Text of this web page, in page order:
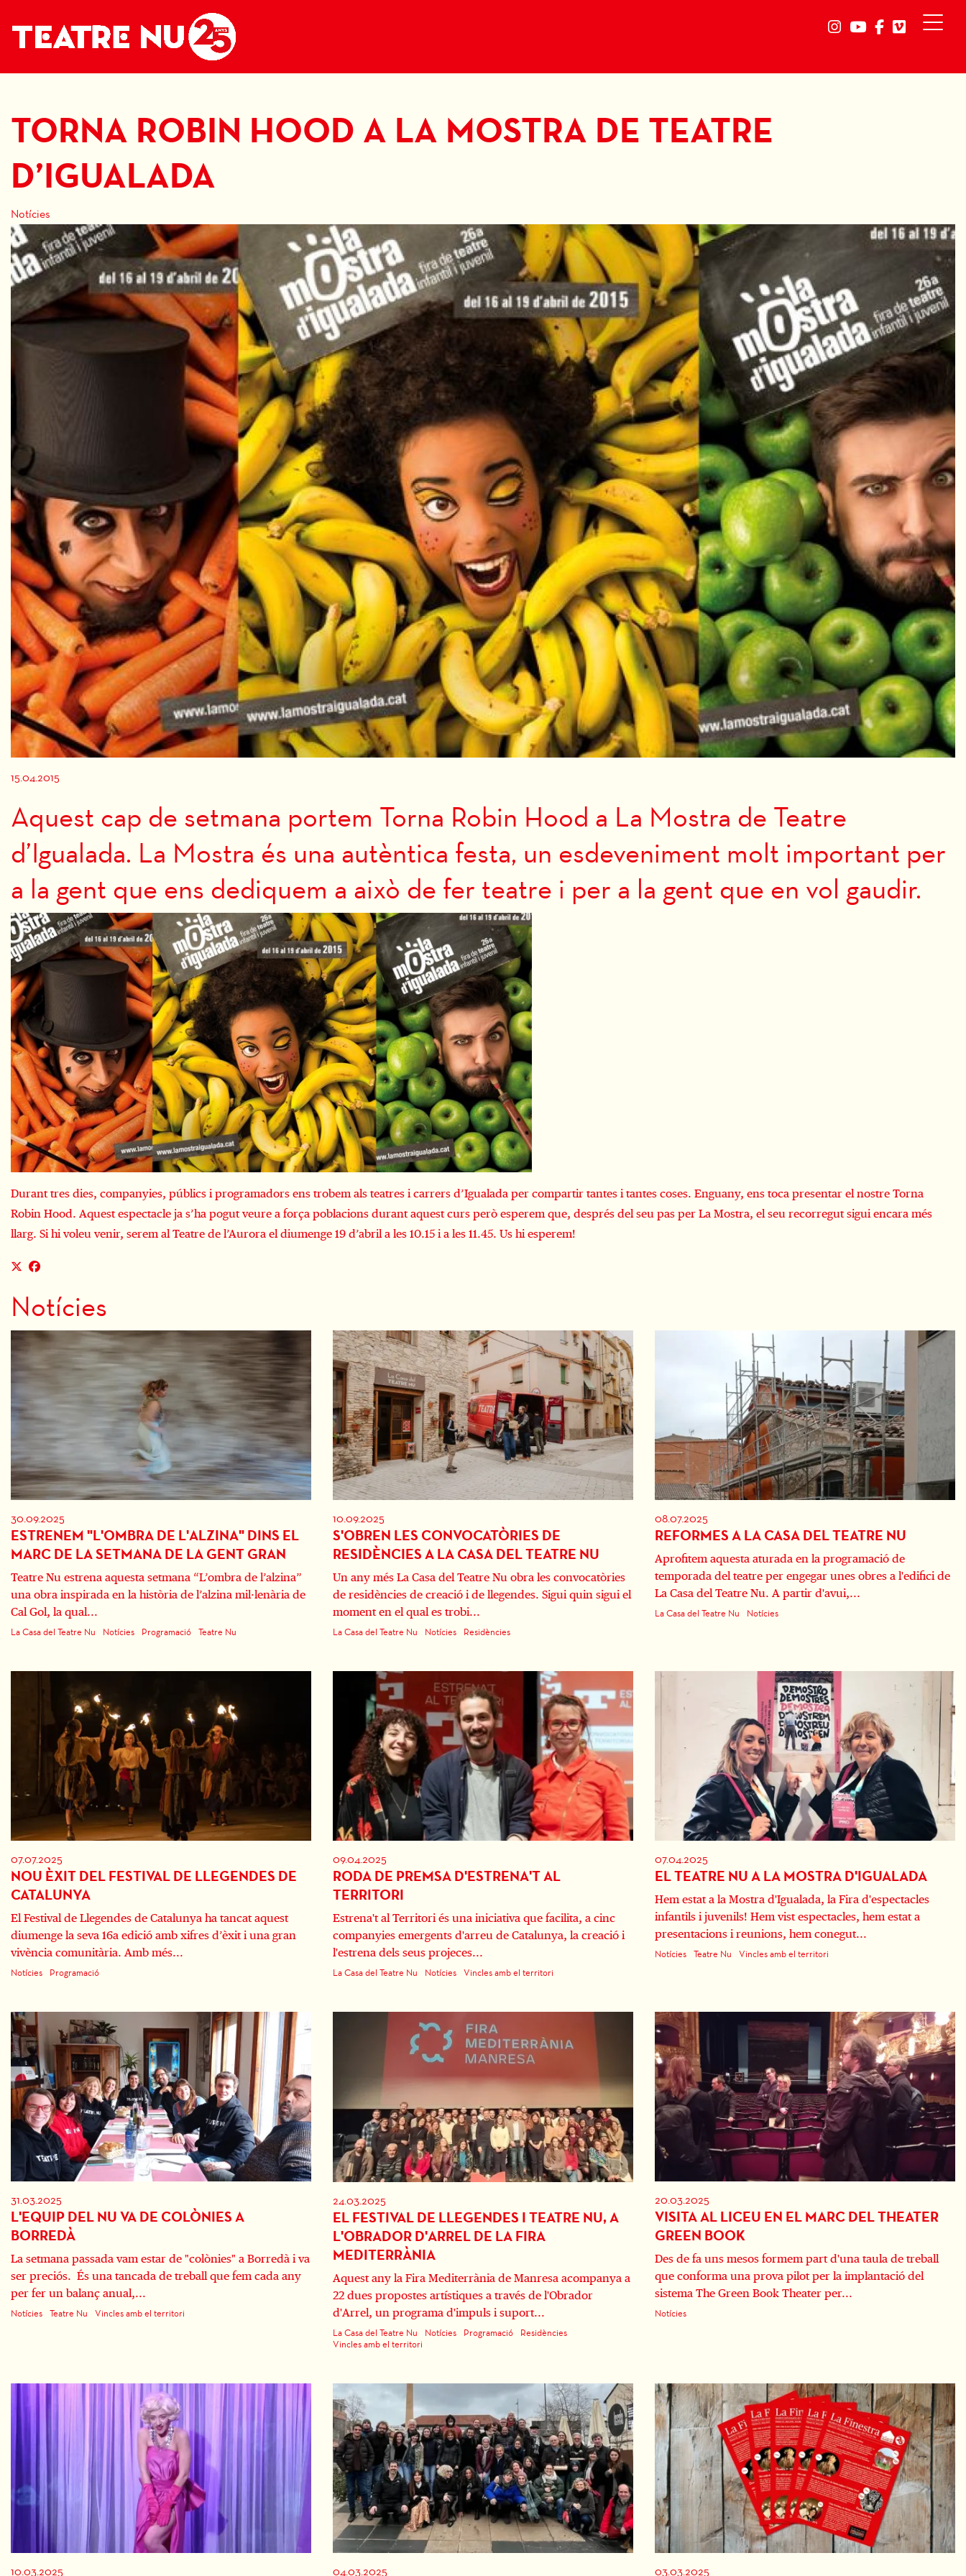
Link a instagram
Link a youtube
Link aLink a
TORNA ROBIN HOOD A LA MOSTRA DE TEATRE
D’IGUALADA
Notícies
15.04.2015
Aquest cap de setmana portem Torna Robin Hood a La Mostra de Teatre
d’Igualada. La Mostra és una autèntica festa, un esdeveniment molt important per
a la gent que ens dediquem a això de fer teatre i per a la gent que en vol gaudir.
Durant tres dies, companyies, públics i programadors ens trobem als teatres i carrers d’Igualada per compartir tantes i tantes coses. Enguany, ens toca presentar el nostre Torna
Robin Hood. Aquest espectacle ja s’ha pogut veure a força poblacions durant aquest curs però esperem que, després del seu pas per La Mostra, el seu recorregut sigui encara més
llarg. Si hi voleu venir, serem al Teatre de l’Aurora el diumenge 19 d’abril a les 10.15 i a les 11.45. Us hi esperem!
Notícies
30.09.2025
ESTRENEM "L'OMBRA DE L'ALZINA" DINS EL
MARC DE LA SETMANA DE LA GENT GRAN
Teatre Nu estrena aquesta setmana “L’ombra de l’alzina”
una obra inspirada en la història de l’alzina mil·lenària de
Cal Gol, la qual...
La Casa del Teatre Nu Notícies Programació Teatre Nu
10.09.2025
S'OBREN LES CONVOCATÒRIES DE
RESIDÈNCIES A LA CASA DEL TEATRE NU
Un any més La Casa del Teatre Nu obra les convocatòries
de residències de creació i de llegendes. Sigui quin sigui el
moment en el qual es trobi...
La Casa del Teatre Nu Notícies Residències
08.07.2025
REFORMES A LA CASA DEL TEATRE NU
Aprofitem aquesta aturada en la programació de
temporada del teatre per engegar unes obres a l'edifici de
La Casa del Teatre Nu. A partir d'avui,...
La Casa del Teatre Nu Notícies
07.07.2025
NOU ÈXIT DEL FESTIVAL DE LLEGENDES DE
CATALUNYA
El Festival de Llegendes de Catalunya ha tancat aquest
diumenge la seva 16a edició amb xifres d’èxit i una gran
vivència comunitària. Amb més...
Notícies Programació
09.04.2025
RODA DE PREMSA D'ESTRENA'T AL
TERRITORI
Estrena't al Territori és una iniciativa que facilita, a cinc
companyies emergents d'arreu de Catalunya, la creació i
l'estrena dels seus projeces...
La Casa del Teatre Nu Notícies Vincles amb el territori
07.04.2025
EL TEATRE NU A LA MOSTRA D'IGUALADA
Hem estat a la Mostra d'Igualada, la Fira d'espectacles
infantils i juvenils! Hem vist espectacles, hem estat a
presentacions i reunions, hem conegut...
Notícies Teatre Nu Vincles amb el territori
31.03.2025
L'EQUIP DEL NU VA DE COLÒNIES A
BORREDÀ
La setmana passada vam estar de "colònies" a Borredà i va
ser preciós. És una tancada de treball que fem cada any
per fer un balanç anual,...
Notícies Teatre Nu Vincles amb el territori
24.03.2025
EL FESTIVAL DE LLEGENDES I TEATRE NU, A
L'OBRADOR D'ARREL DE LA FIRA
MEDITERRÀNIA
Aquest any la Fira Mediterrània de Manresa acompanya a
22 dues propostes artístiques a través de l'Obrador
d'Arrel, un programa d'impuls i suport...
La Casa del Teatre Nu Notícies Programació
Residències
Vincles amb el territori
20.03.2025
VISITA AL LICEU EN EL MARC DEL THEATER
GREEN BOOK
Des de fa uns mesos formem part d'una taula de treball
que conforma una prova pilot per la implantació del
sistema The Green Book Theater per...
Notícies
10.03.2025 04.03.2025 03.03.2025